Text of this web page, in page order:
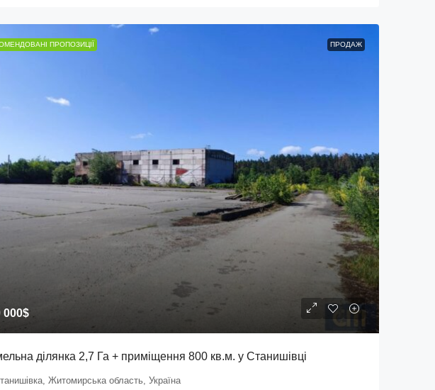
ПРОПОЗИЦІЇ ПРОДАЖ
000$
ділянка 2,7 Га + приміщення 800 кв.м. у Станишівці
Житомирська область, Україна